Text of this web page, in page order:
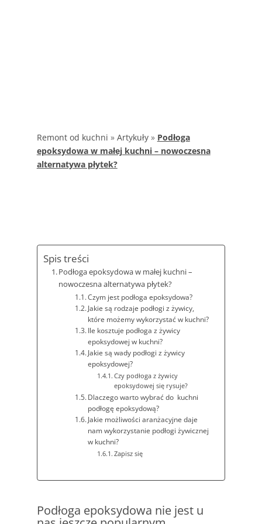
Remont od kuchni » Artykuły» Podłoga
epoksydowa w małej kuchni – nowoczesna
alternatywa płytek?
Spis treści
Podłoga epoksydowa w małej kuchni –
nowoczesna alternatywa płytek?
Czym jest podłoga epoksydowa?
Jakie są rodzaje podłogi z żywicy,
które możemy wykorzystać w kuchni?
Ile kosztuje podłoga z żywicy
epoksydowej w kuchni?
Jakie są wady podłogi z żywicy
epoksydowej?
Czy podłoga z żywicy
epoksydowej się rysuje?
Dlaczego warto wybrać do kuchni
podłogę epoksydową?
Jakie możliwości aranżacyjne daje
nam wykorzystanie podłogi żywicznej
w kuchni?
Zapisz się
Podłoga epoksydowa nie jest u